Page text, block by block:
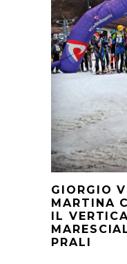
GIORGIO
MARTINA
IL
PRALI